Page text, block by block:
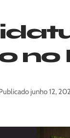
no
junho 12,